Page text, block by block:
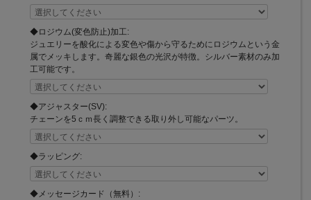
◆ロジウム(変色防止)加工:
ジュエリーを酸化による変色や傷から守るためにロジウムという金
属でメッキします。奇麗な銀色の光沢が特徴。シルバー素材のみ加
工可能です。
◆アジャスター(SV):
チェーンを5ｃｍ長く調整できる取り外し可能なパーツ。
◆ラッピング:
◆メッセージカード（無料）: